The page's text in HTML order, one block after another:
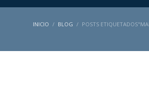
INICIO BLOG POSTS